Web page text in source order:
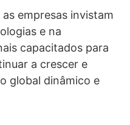
empresas invistam
e na
capacitados para
a crescer e
global dinâmico e